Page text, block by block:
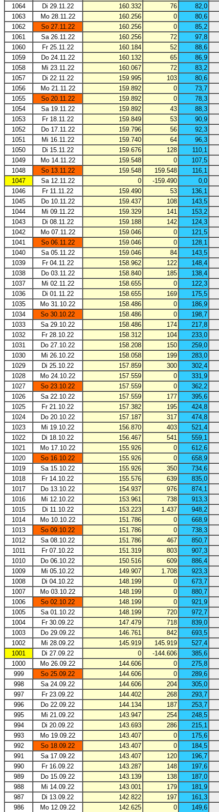
1064
Di 29.11.22 160.332 76
82,0
1063
Mo 28.11.22 160.256 0
80,6
1062
So 27.11.22 160.256 0
85,2
1061
Sa 26.11.22 160.256 72
97,8
1060
Fr 25.11.22 160.184 52
88,6
1059
Do 24.11.22 160.132 65
86,9
1058
Mi 23.11.22 160.067 72
83,2
1057
Di 22.11.22 159.995 103
80,6
1056
Mo 21.11.22 159.892 0
73,7
1055
So 20.11.22 159.892 0
78,3
1054
Sa 19.11.22 159.892 43
88,3
1053
Fr 18.11.22 159.849 53
90,9
1052
Do 17.11.22 159.796 56
92,3
1051
Mi 16.11.22 159.740 64
96,3
1050
Di 15.11.22 159.676 128
110,1
1049
Mo 14.11.22 159.548 0
107,5
1048
So 13.11.22 159.548 159.548
116,1
1047
Sa 12.11.22 0 -159.490
0,0
1046
Fr 11.11.22 159.490 53
136,1
1045
Do 10.11.22 159.437 108
143,5
1044
Mi 09.11.22 159.329 141
153,2
1043
Di 08.11.22 159.188 142
124,3
1042
Mo 07.11.22 159.046 0
121,5
1041
So 06.11.22 159.046 0
128,1
1040
Sa 05.11.22 159.046 84
143,5
1039
Fr 04.11.22 158.962 122
148,4
1038
Do 03.11.22 158.840 185
138,4
1037
Mi 02.11.22 158.655 0
122,3
1036
Di 01.11.22 158.655 169
175,5
1035
Mo 31.10.22 158.486 0
186,9
1034
So 30.10.22 158.486 0
198,7
1033
Sa 29.10.22 158.486 174
217,8
1032
Fr 28.10.22 158.312 104
233,0
1031
Do 27.10.22 158.208 150
259,0
1030
Mi 26.10.22 158.058 199
283,0
1029
Di 25.10.22 157.859 300
302,4
1028
Mo 24.10.22 157.559 0
331,9
1027
So 23.10.22 157.559 0
362,2
1026
Sa 22.10.22 157.559 177
395,6
1025
Fr 21.10.22 157.382 195
424,8
1024
Do 20.10.22 157.187 317
474,8
1023
Mi 19.10.22 156.870 403
521,4
1022
Di 18.10.22 156.467 541
559,1
1021
Mo 17.10.22 155.926 0
612,6
1020
So 16.10.22 155.926 0
658,9
1019
Sa 15.10.22 155.926 350
734,6
1018
Fr 14.10.22 155.576 639
835,0
1017
Do 13.10.22 154.937 976
874,1
1016
Mi 12.10.22 153.961 738
913,3
1015
Di 11.10.22 153.223 1.437
948,2
1014
Mo 10.10.22 151.786 0
668,9
1013
So 09.10.22 151.786 0
738,3
1012
Sa 08.10.22 151.786 467
850,7
1011
Fr 07.10.22 151.319 803
907,3
1010
Do 06.10.22 150.516 609
886,4
1009
Mi 05.10.22 149.907 1.708
923,3
1008
Di 04.10.22 148.199 0
673,7
1007
Mo 03.10.22 148.199 0
880,7
1006
So 02.10.22 148.199 0
921,9
1005
Sa 01.10.22 148.199 720
972,7
1004
Fr 30.09.22 147.479 718
839,0
1003
Do 29.09.22 146.761 842
693,5
1002
Mi 28.09.22 145.919 145.919
527,4
1001
Di 27.09.22 0 -144.606
385,6
1000
Mo 26.09.22 144.606 0
275,8
999
So 25.09.22 144.606 0
289,6
998
Sa 24.09.22 144.606 204
305,0
997
Fr 23.09.22 144.402 268
293,7
996
Do 22.09.22 144.134 187
253,7
995
Mi 21.09.22 143.947 254
248,5
994
Di 20.09.22 143.693 286
215,1
993
Mo 19.09.22 143.407 0
175,6
992
So 18.09.22 143.407 0
184,5
991
Sa 17.09.22 143.407 120
196,7
990
Fr 16.09.22 143.287 148
197,6
989
Do 15.09.22 143.139 138
187,0
988
Mi 14.09.22 143.001 179
181,9
987
Di 13.09.22 142.822 197
161,3
986
Mo 12.09.22 142.625 0 149,6